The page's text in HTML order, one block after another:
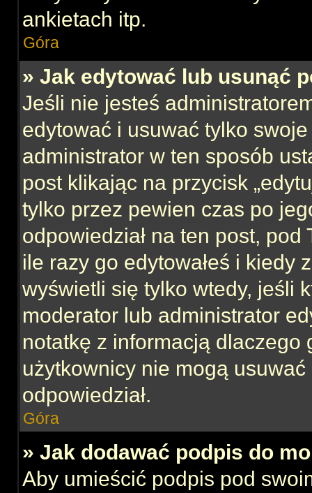
ankietach itp.
Góra
» Jak edytować lub usunąć
Jeśli nie jesteś
edytować i usuwać tylko
administrator w ten sposób
post klikając na przycisk
tylko przez pewien czas po
odpowiedział na ten post,
ile razy go edytowałeś i kiedy
wyświetli się tylko wtedy, jeśli
moderator lub administrator
notatkę z informacją
użytkownicy nie mogą
odpowiedział.
Góra
» Jak dodawać podpis do
Aby umieścić podpis pod